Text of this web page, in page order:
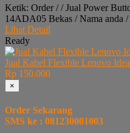
Ketik: Order / / Jual Power
14ADA05 Bekas / Nama anda
Lihat Detail
Ready
Jual Kabel Flexible Lenovo
Rp 150.000
×
Order Sekarang
SMS ke : 081230001003